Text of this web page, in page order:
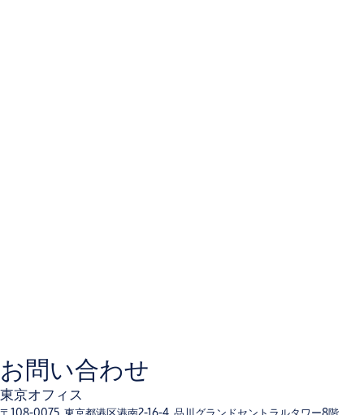
Other finishes available on application.
お問い合わせ
東京オフィス